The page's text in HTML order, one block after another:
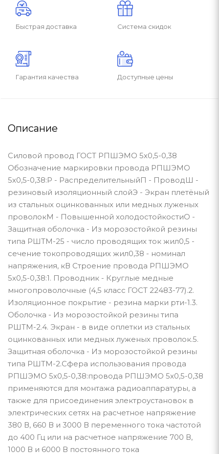
Быстрая доставка Система скидок
Гарантия качества Доступные цены
Описание
Силовой провод ГОСТ РПШЭМО 5х0,5-0,38
Обозначение маркировки провода РПШЭМО
5х0,5-0,38:Р - РаспределительныйП - ПроводШ -
резиновый изоляционный слойЭ - Экран плетёный
из стальных оцинкованных или медных луженых
проволокМ - Повышенной холодостойкостиО -
Защитная оболочка - Из морозостойкой резины
типа РШТМ-25 - число проводящих ток жил0,5 -
сечение токопроводящих жил0,38 - номинал
напряжения, кВ Строение провода РПШЭМО
5х0,5-0,38:1. Проводник - Круглые медные
многопроволочные (4,5 класс ГОСТ 22483-77).2.
Изоляционное покрытие - резина марки рти-1.3.
Оболочка - Из морозостойкой резины типа
РШТМ-2.4. Экран - в виде оплетки из стальных
оцинкованных или медных луженых проволок.5.
Защитная оболочка - Из морозостойкой резины
типа РШТМ-2.Сфера использования провода
РПШЭМО 5х0,5-0,38:провода РПШЭМО 5х0,5-0,38
применяются для монтажа радиоаппаратуры, а
также для присоединения электроустановок в
электрических сетях на расчетное напряжение
380 В, 660 В и 3000 В переменного тока частотой
до 400 Гц или на расчетное напряжение 700 В,
1000 В и 6000 В постоянного тока